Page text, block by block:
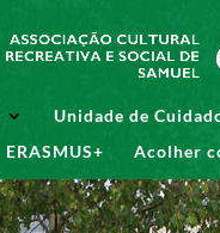
Unidade de
ERASMUS+ Acolher